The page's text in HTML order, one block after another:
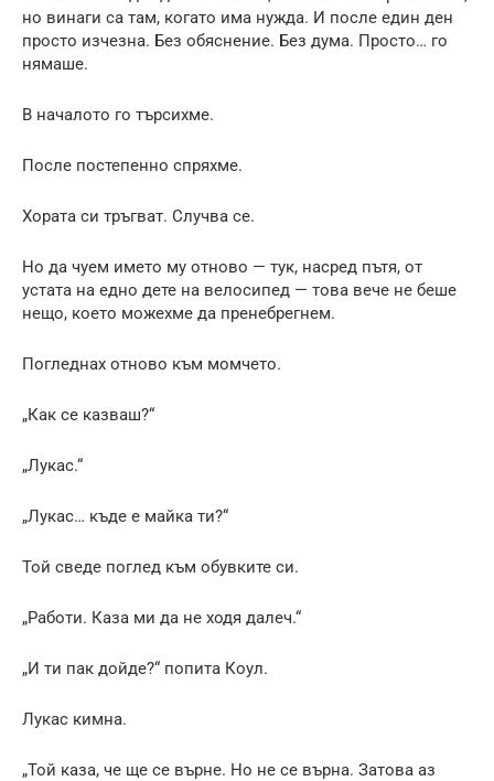
но винаги са там, когато има нужда. И после един ден
просто изчезна. Без обяснение. Без дума. Просто… го
нямаше.
В началото го търсихме.
После постепенно спряхме.
Хората си тръгват. Случва се.
Но да чуем името му отново — тук, насред пътя, от
устата на едно дете на велосипед — това вече не беше
нещо, което можехме да пренебрегнем.
Погледнах отново към момчето.
„Как се казваш?“
„Лукас.“
„Лукас… къде е майка ти?“
Той сведе поглед към обувките си.
„Работи. Каза ми да не ходя далеч.“
„И ти пак дойде?“ попита Коул.
Лукас кимна.
„Той каза, че ще се върне. Но не се върна. Затова аз